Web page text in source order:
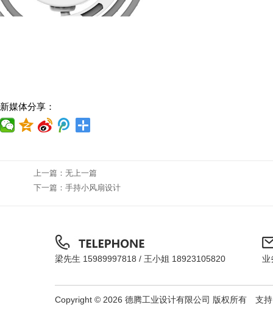
新媒体分享：
上一篇： 无上一篇
下一篇： 手持小风扇设计
梁先生 15989997818 / 王小姐 18923105820 业
Copyright © 2026 德腾工业设计有限公司 版权所有 支